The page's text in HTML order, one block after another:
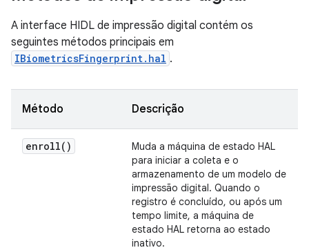
A interface HIDL de impressão digital contém os
seguintes métodos principais em
IBiometricsFingerprint.hal .
Método Descrição
enroll( )
Muda a máquina de estado HAL
para iniciar a coleta e o
armazenamento de um modelo de
impressão digital. Quando o
registro é concluído, ou após um
tempo limite, a máquina de
estado HAL retorna ao estado
inativo.